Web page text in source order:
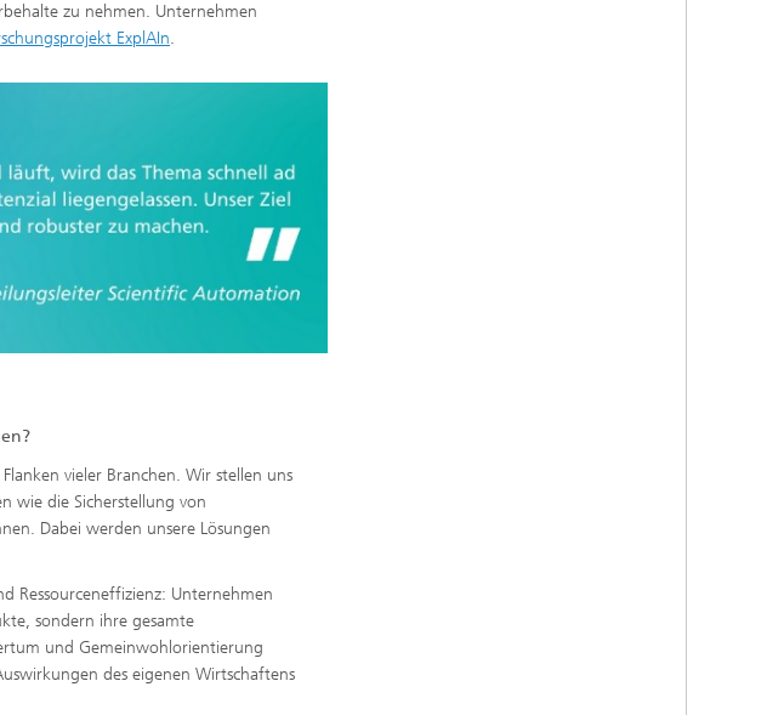
zu nehmen. Unternehmen
ExplAIn.
vieler Branchen. Wir stellen uns
wie die Sicherstellung von
Dabei werden unsere Lösungen
Ressourceneffizienz: Unternehmen
sondern ihre gesamte
und Gemeinwohlorientierung
des eigenen Wirtschaftens